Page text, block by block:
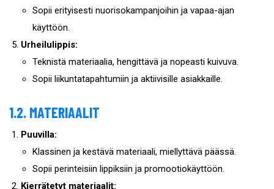
Sopii erityisesti nuorisokampanjoihin ja vapaa-ajan
käyttöön.
Urheilulippis:
Teknistä materiaalia, hengittävä ja nopeasti kuivuva.
Sopii liikuntatapahtumiin ja aktiivisille asiakkaille.
1.2. MATERIAALIT
Puuvilla:
Klassinen ja kestävä materiaali, miellyttävä päässä.
Sopii perinteisiin lippiksiin ja promootiokäyttöön.
Kierrätetyt materiaalit: